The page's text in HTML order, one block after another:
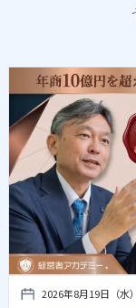
2026年8月19日（水